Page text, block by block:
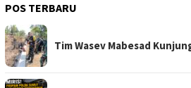
POS TERBARU
Tim Wasev Mabesad